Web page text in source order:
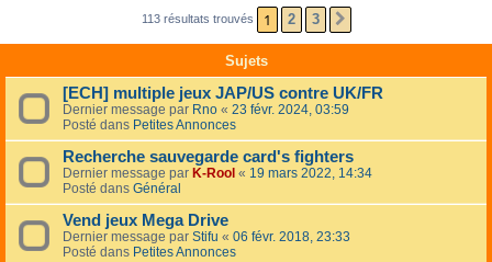
h
r
113 résultats trouvés 1 2 3
Sujets
[ECH] multiple jeux JAP/US contre UK/FR
Dernier message par Rno « 23 févr. 2024, 03:59
Posté dans Petites Annonces
Recherche sauvegarde card's fighters
Dernier message par K-Rool « 19 mars 2022, 14:34
Posté dans Général
Vend jeux Mega Drive
Dernier message par Stifu « 06 févr. 2018, 23:33
Posté dans Petites Annonces